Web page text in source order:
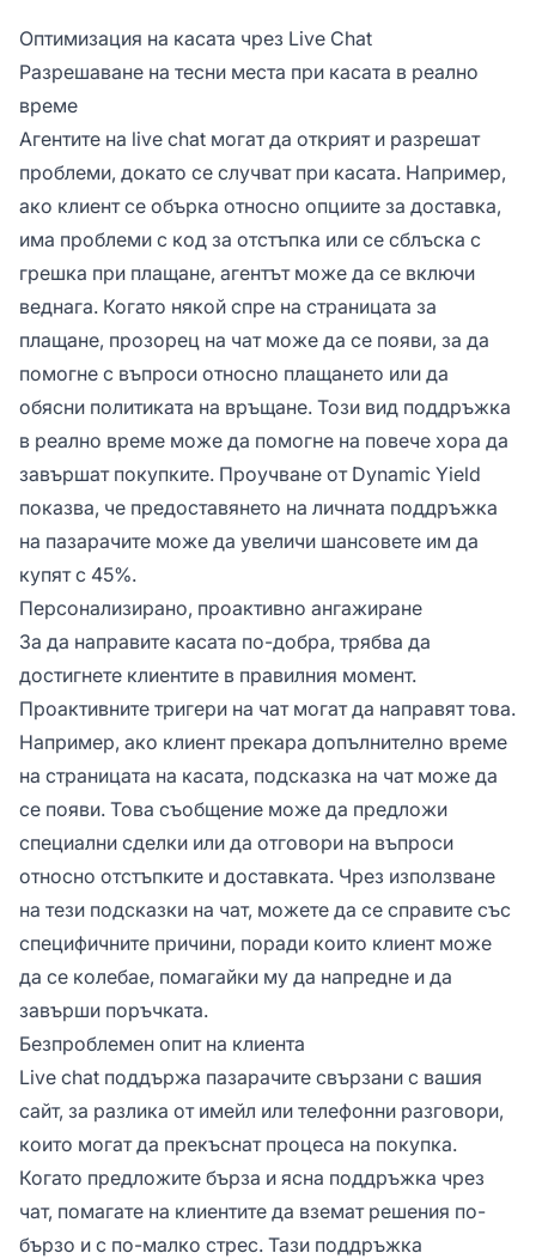
Оптимизация на касата чрез Live Chat
Разрешаване на тесни места при касата в реално
време
Агентите на live chat могат да открият и разрешат
проблеми, докато се случват при касата. Например,
ако клиент се обърка относно опциите за доставка,
има проблеми с код за отстъпка или се сблъска с
грешка при плащане, агентът може да се включи
веднага. Когато някой спре на страницата за
плащане, прозорец на чат може да се появи, за да
помогне с въпроси относно плащането или да
обясни политиката на връщане. Този вид поддръжка
в реално време може да помогне на повече хора да
завършат покупките. Проучване от Dynamic Yield
показва, че предоставянето на личната поддръжка
на пазарачите може да увеличи шансовете им да
купят с 45%.
Персонализирано, проактивно ангажиране
За да направите касата по-добра, трябва да
достигнете клиентите в правилния момент.
Проактивните тригери на чат могат да направят това.
Например, ако клиент прекара допълнително време
на страницата на касата, подсказка на чат може да
се появи. Това съобщение може да предложи
специални сделки или да отговори на въпроси
относно отстъпките и доставката. Чрез използване
на тези подсказки на чат, можете да се справите със
специфичните причини, поради които клиент може
да се колебае, помагайки му да напредне и да
завърши поръчката.
Безпроблемен опит на клиента
Live chat поддържа пазарачите свързани с вашия
сайт, за разлика от имейл или телефонни разговори,
които могат да прекъснат процеса на покупка.
Когато предложите бърза и ясна поддръжка чрез
чат, помагате на клиентите да вземат решения по-
бързо и с по-малко стрес. Тази поддръжка